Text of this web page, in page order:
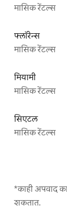
मासिक रेंटल्स
फ्लॉरेन्स
मासिक रेंटल्स
मियामी
मासिक रेंटल्स
सिएटल
मासिक रेंटल्स
*काही अपवाद
शकतात.